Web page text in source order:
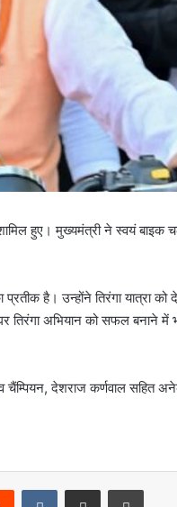
हुए। मुख्यमंत्री ने स्वयं
है। उन्होंने तिरंगा यात्रा को
अभियान को सफल बनाने में
चैंम्पियन, देशराज कर्णवाल सहित
Reddit VKontakteShare via Email Print